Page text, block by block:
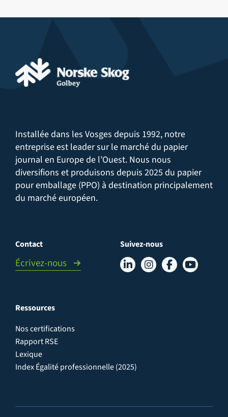
Installée dans les Vosges depuis 1992, notre
entreprise est leader sur le marché du papier
journal en Europe de l’Ouest. Nous nous
diversifions et produisons depuis 2025 du papier
pour emballage (PPO) à destination principalement
du marché européen.
Contact
Écrivez-nous
Suivez-nous
Ressources
Nos certifications
Rapport RSE
Lexique
Index Égalité professionnelle (2025)